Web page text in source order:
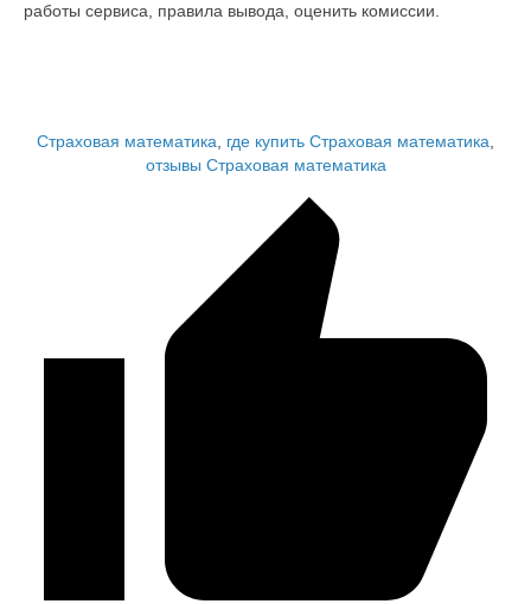
работы сервиса, правила вывода, оценить комиссии.
Страховая математика где купить Страховая математика
отзывы Страховая математика